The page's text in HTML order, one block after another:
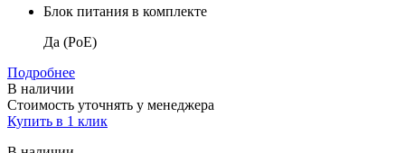
Блок питания в комплекте
Да (PoE)
Подробнее
В наличии
Стоимость уточнять у менеджера
Купить в 1 клик